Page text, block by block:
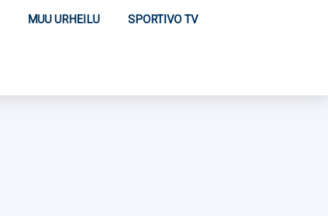
MUU URHEILU SPORTIVO TV